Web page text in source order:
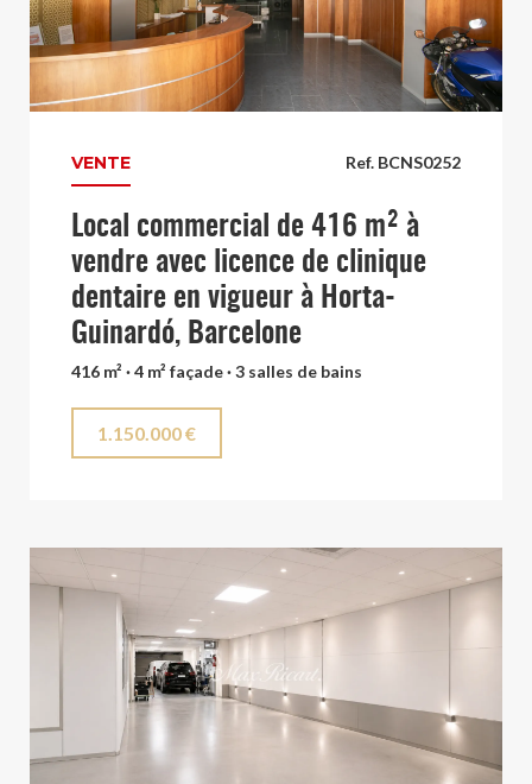
Ref. BCNS0252
VENTE
Local commercial de 416 m² à
vendre avec licence de clinique
dentaire en vigueur à Horta-
Guinardó, Barcelone
416 m² · 4 m² façade · 3 salles de bains
1.150.000 €